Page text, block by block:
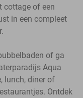
cottage of een
in een compleet
of ga
Aqua
lunch, diner of
Ontdek